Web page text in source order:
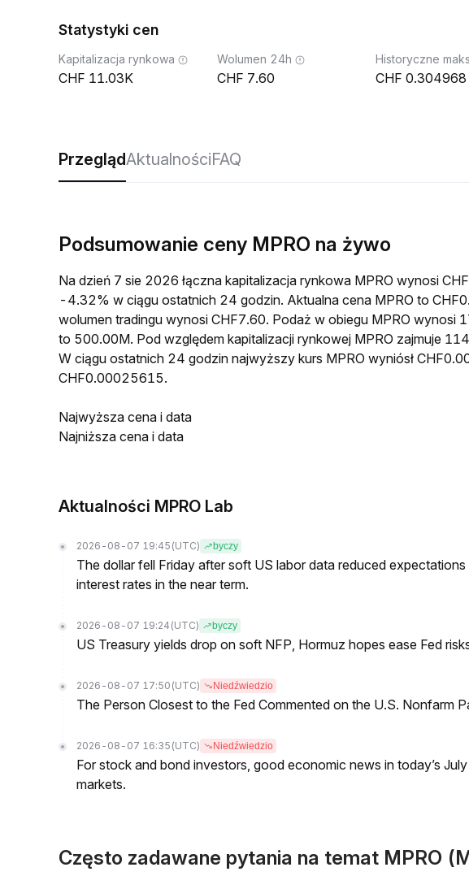
Statystyki cen
Kapitalizacja rynkowa
11.03K
Wolumen 24h
7.60
Historyczne
0.304968
PrzeglądAktualnościFAQ
Podsumowanie ceny MPRO na żywo
Na dzień 7 sie 2026 łączna kapitalizacja rynkowa MPRO wynosi
-4.32% w ciągu ostatnich 24 godzin. Aktualna cena MPRO to
wolumen tradingu wynosi CHF7.60. Podaż w obiegu MPRO wynosi
to 500.00M. Pod względem kapitalizacji rynkowej MPRO zajmuje
W ciągu ostatnich 24 godzin najwyższy kurs MPRO wyniósł
CHF0.00025615.
Najwyższa cena i data
Najniższa cena i data
Aktualności MPRO Lab
2026-08-07 19:45 (UTC) byczy
The dollar fell Friday after soft US labor data reduced
interest rates in the near term.
2026-08-07 19:24 (UTC) byczy
US Treasury yields drop on soft NFP, Hormuz hopes ease Fed
2026-08-07 17:50 (UTC) Niedźwiedzio
The Person Closest to the Fed Commented on the U.S. Nonfarm
2026-08-07 16:35 (UTC) Niedźwiedzio
For stock and bond investors, good economic news in today’s
markets.
Często zadawane pytania na temat MPRO